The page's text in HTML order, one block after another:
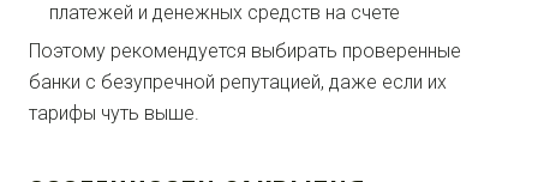
платежей и денежных средств на счете
Поэтому рекомендуется выбирать проверенные
банки с безупречной репутацией, даже если их
тарифы чуть выше.